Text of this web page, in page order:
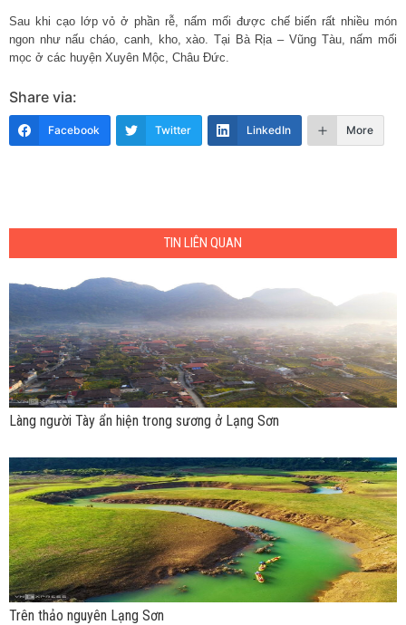
Sau khi cạo lớp vỏ ở phần rễ, nấm mối được chế biến rất nhiều món
ngon như nấu cháo, canh, kho, xào. Tại Bà Rịa – Vũng Tàu, nấm mối
mọc ở các huyện Xuyên Mộc, Châu Đức.
Share via:
Facebook Twitter LinkedIn More
TIN LIÊN QUAN
Làng người Tày ẩn hiện trong sương ở Lạng Sơn
Trên thảo nguyên Lạng Sơn